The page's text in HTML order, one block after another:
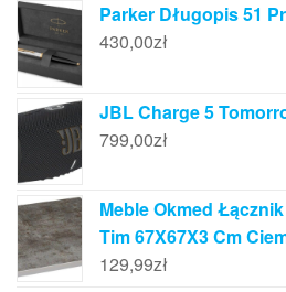
Parker Długopis 51
430,00zł
JBL Charge 5
799,00zł
Meble Okmed
Tim 67X67X3 Cm
129,99zł